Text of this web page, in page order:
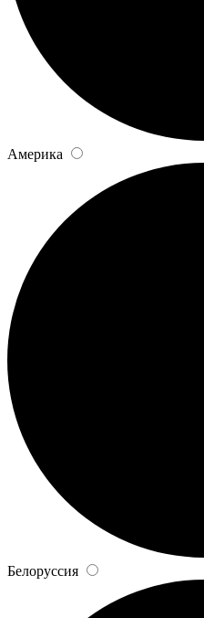
Америка
Белоруссия